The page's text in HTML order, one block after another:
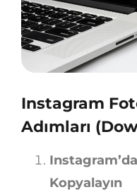
Instagram
Adımları
Kopyalayın